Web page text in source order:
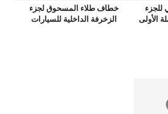
للجزء
الأولى
خطاف طلاء المسحوق لجزء
الزخرفة الداخلية للسيارات